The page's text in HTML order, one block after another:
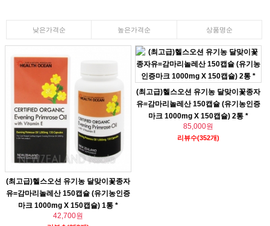
낮은가격순 높은가격순 상품명순
(최고급)헬스오션 유기농 달맞이꽃종자
유=감마리놀레산 150캡슐 (유기농인증
마크 1000mg X 150캡슐) 1통 *
42,700원
(최고급)헬스오션 유기농 달맞이꽃종자
유=감마리놀레산 150캡슐 (유기농인증
마크 1000mg X 150캡슐) 2통 *
85,000원
리뷰수(352개)